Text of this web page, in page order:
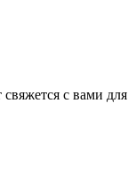
с вами для